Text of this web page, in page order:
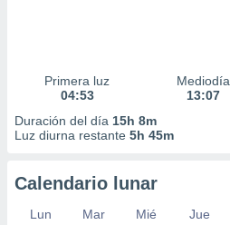
Primera luz
04:53
Mediodía
13:07
Duración del día 15h 8m
Luz diurna restante 5h 45m
Calendario lunar
Lun Mar Mié Jue